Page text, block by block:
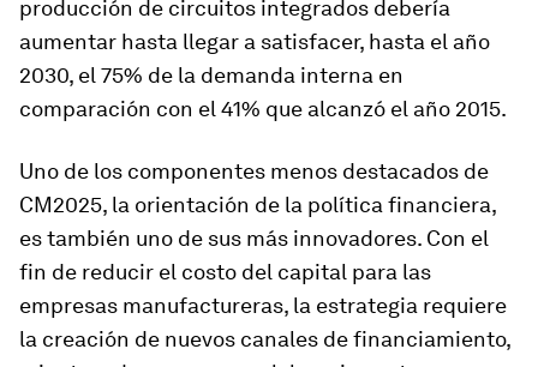
producción de circuitos integrados debería
aumentar hasta llegar a satisfacer, hasta el año
2030, el 75% de la demanda interna en
comparación con el 41% que alcanzó el año 2015.
Uno de los componentes menos destacados de
CM2025, la orientación de la política financiera,
es también uno de sus más innovadores. Con el
fin de reducir el costo del capital para las
empresas manufactureras, la estrategia requiere
la creación de nuevos canales de financiamiento,